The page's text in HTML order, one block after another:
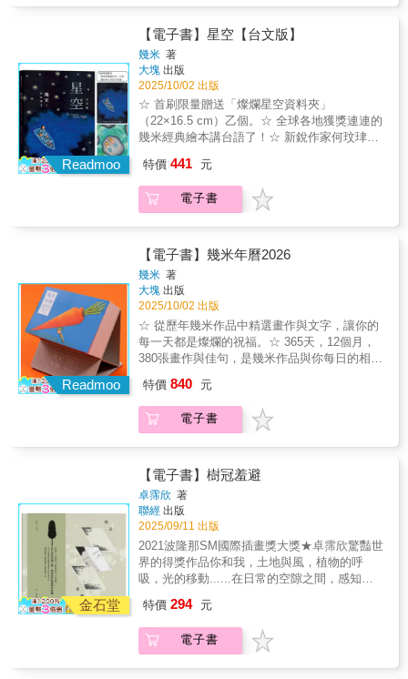
頁小書☆掃描QRcode聆聽作者朗讀
經跌落臭水溝的我、靜坐門口的外公、在店裡
穿梭的外婆、廟宇節慶熱鬧陣頭，以及年年帶
著我們返鄉的母親⋯⋯晚飯後，一起坐在電視
機前看歌仔戲的日子，那樣的夜晚，彷彿就是
時間本身。」☆☆曾入選「波隆那國際童書原
畫展」和「美國3×3當代插畫大賽優選」的插畫
家阿力金吉兒，繼2021年備受喜愛、描繪在美
國新墨西哥州駐村三個月時光的圖文旅記《去
遠方：聖塔菲印象》之後，醞釀四年、反覆琢
「那一年， 我來到鄉下。 有風。有稻田。有一
種我沒聞過的香味。 走進那片綠， 那是水稻的
味道。」前作《去遠方：聖塔菲印象》中的畫
作展現了一種極具張力的遼闊感，藉由阿力金
吉兒的畫筆和雙眼，我們似乎和她一同看見了
聖塔菲廣袤而粗獷的景色。而這一次，阿力金
吉兒將目光和創作轉回自身和這片土地，《記
得那個地方》的誕生源自作者在台灣中部鄉間
生活七年的經歷。從長居多年的台北都會搬到
中部鄉鎮，阿力金吉兒以圖像創作者特有的感
性和眼光，吸收感受新地方的一切。她用兒童
般好奇的眼東看西望，深深呼吸，四處遛達，
觀察人，體會各種庶民活動，也捕捉到環境逐
年的變化——這點滴累積的一切，在經過內裡
無數次反芻咀嚼之後，化為直覺性的光影、顏
的美麗繪本。「風輕輕吹。 我們坐著， 什麼也
不做。 我們聽蟬叫， 聽鳥唱。 狗跑過來， 又
跑開。 我們笑了。 樹林也笑了。」翻開本書，
我們彷彿隨著阿力金吉兒筆下那位戴著寬邊帽
的小小人，有時暢遊在田野、山林、溪流、濱
海間，有時走進人群、碼頭、市集、聚落中，
或是在土地公廟旁的大樹下稍歇。在翻閱書頁
的過程裡，不時會觸動心底那些伴隨著感官和
情感的記憶和生命經驗。誠如作家李桐豪所
外婆家的暑假、某次家族旅行的片刻」。相較
於充滿細節的圖畫，阿力金吉兒喜歡撰寫如詩
般的文字短句來搭配，圖文呈現恰恰好的平衡
Readmoo
【電子書】星空【台文版】
幾米 著
大塊 出版
2025/10/02 出版
☆ 首刷限量贈送「燦爛星空資料夾」
（22×16.5 cm）乙個。☆ 全球各地獲獎連連的
幾米經典繪本講台語了！☆ 新銳作家何玟珒翻
語朗讀線上聽。☆ 畫面磅礡、隱喻豐富，既帶
著哀傷，卻又充滿希望。這是一本獻給所有欣
賞圖像藝術的人們的書。（德國《法蘭克福匯
了一個不愛說話的少年，他們都不是最快樂的
孩子。有一天，他們一起逃離城市，翻山越
嶺，來到少女的爺爺住過的山中小屋。在山裡
的夜晚，他們看到了最美麗的星空。回到城市
之後，少女生病了，而少年不知去向⋯⋯《星
空》（華文版）自出版以來，深受評論界與讀
者喜愛，不僅屢次再版，也陸續被翻譯成十四
種語言，在世界各地榮獲多項殊榮。這個動人
的故事繞行全球，用不同語言述說之後，如今
情感，訴說那份酸甜苦澀的滋味，讓《星空》
能以台文之聲，與世界各地不同語言的讀者一
同仰望、共享人生旅途上那片廣闊而美麗的星
空。後來，我毋捌閣看著伊，毋過我永遠會記
得彼年熱天上燦爛、上寂寞的星空。創作《星
空》時，家裡剛好有一個正在長大的孩子。本
來跟孩子是非常親密的，可是會慢慢發現，孩
子自己的世界正在成形。在看她的時候常常會
覺得逐漸有了距離，因為有了距離，就更想要
去接近那樣的距離。跟著我也就開始回想自己
在那樣的年紀時，是處在怎樣的慌張跟無知的
狀態，所以就想要畫一本關於青少年的故事。
我之前的創作，主要是自我表達，不太去想是
要給誰看，可是這本書我會清楚地希望青少
年、高中這階段的孩子來閱讀。翻開書的第一
特價 441 元
電子書
Readmoo
【電子書】幾米年曆2026
幾米 著
大塊 出版
2025/10/02 出版
☆ 從歷年幾米作品中精選畫作與文字，讓你的
每一天都是燦爛的祝福。☆ 365天，12個月，
380張畫作與佳句，是幾米作品與你每日的相見
可以貼在明信片上來使用。☆ 紙頁軟膠平整裝
釘，便於每日撕下且不傷及畫面。☆ 附有硬紙
腳架與紙盒，便於陳列、整理、保存。收藏與
句，精心編輯印製而成。這次2026的年曆有個
副標：天天都是燦爛的祝福，期待有幾米年曆
陪伴的每一天，都能以幾米作品開啟每個人的
燦爛生活，充滿祝福。因為是「天天都是燦爛
的祝福」，《幾米年曆2026》的主畫面選用幾
米倍受歡迎的「頭碰頭」系列畫作來呈現——
從包裝的收納盒、年曆主圖，再到每一個月的
月分頁，以及幾米親米簽名的畫卡，都是暖心
的頭碰頭系列。幾米「頭碰頭」系列作品的創
密的交流，透過頭與頭相觸碰，傳達出溫暖與
連結。《幾米年曆2026》希望在變動越來越快
速的世界，透過一張張幾米溫馨的畫作，傳達
特價 840 元
電子書
金石堂
【電子書】樹冠羞避
卓霈欣 著
聯經 出版
2025/09/11 出版
2021波隆那SM國際插畫獎大獎★卓霈欣驚豔世
界的得獎作品你和我，土地與風，植物的呼
吸，光的移動......在日常的空隙之間，感知我
發現生活的紋理。 正如樹木透過地下根系
網絡互相聯繫，人類也透過交通與虛擬網絡緊
密相連。而在樹冠處，樹木學會生長距離，形
特價 294 元
電子書